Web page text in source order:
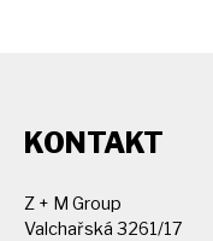
KONTAKT
Z + M Group
Valchařská 3261/17